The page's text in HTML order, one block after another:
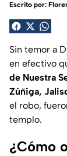
Escrito por:
Sin temor a
en efectivo
de Nuestra
Zúñiga,
el robo,
templo.
¿Cómo